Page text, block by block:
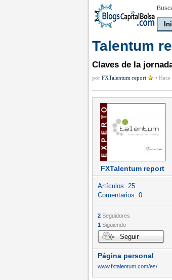
Talentum
Claves de la
por FXTalentum report • Hace
FXTalentum report
Artículos: 25
Comentarios: 0
2 Seguidores
1 Siguiendo
Seguir
Página personal
www.fxtalentum.com/es/